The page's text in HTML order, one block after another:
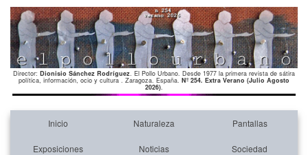
Director: Dionisio Sánchez Rodríguez. El Pollo Urbano. Desde 1977 la primera revista de sátira
política, información, ocio y cultura . Zaragoza. España. Nº 254. Extra Verano (Julio Agosto
2026).
Inicio Naturaleza Pantallas
Exposiciones Noticias Sociedad